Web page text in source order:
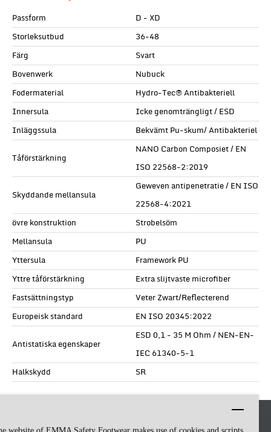
Passform
D - XD
Storleksutbud
36-48
Färg
Svart
Bovenwerk
Nubuck
Fodermaterial
Hydro-Tec® Antibakteriell
Innersula
Icke genomträngligt / ESD
Inläggssula
Bekvämt Pu-skum/ Antibakteriel
Tåförstärkning
NANO Carbon Composiet / EN
ISO 22568-2:2019
Skyddande mellansula
Geweven antipenetratie / EN ISO
22568-4:2021
övre konstruktion
Strobelsöm
Mellansula
PU
Yttersula
Framework PU
Yttre tåförstärkning
Extra slijtvaste microfiber
Fastsättningstyp
Veter Zwart/Reflecterend
Europeisk standard
EN ISO 20345:2022
Antistatiska egenskaper
ESD 0,1 - 35 M Ohm / NEN-EN-
IEC 61340-5-1
Halkskydd
SR